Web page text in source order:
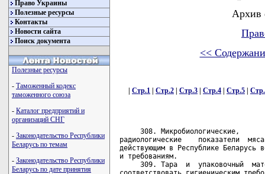
Право Украины
Полезные ресурсы
Контакты
Новости сайта
Поиск документа
Полезные ресурсы
- Таможенный кодекс
таможенного союза
- Каталог предприятий и
организаций СНГ
- Законодательство Республики
Беларусь по темам
- Законодательство Республики
Беларусь по дате принятия
Архив
<<
Стр.1 Стр.2 Стр.3 Стр.4 Стр.5
308. Микробиологические,       химико-токсикологические       и
радиологические    показатели  мяса  птицы  должны   соответствовать
действующим в Республике Беларусь ветеринарным и санитарным правилам
и требованиям.
     309. Тара  и  упаковочный  материал  должны быть одноразовыми и
соответствовать гигиеническим требованиям.
     310. Транспортные    средства    должны    обрабатываться     и
подготавливаться  в  соответствии  с  принятыми  в стране-экспортере
правилами.
     311. Выполнение условий, указанных в настоящих Правилах, должно
быть  полностью  подтверждено ветеринарным сертификатом, подписанным
государственным ветеринарным врачом страны-экспортера и составленным
на языке страны-экспортера, белорусском или русском языке.
     312. Отгрузка  мяса  птицы  в  Республику  Беларусь должна быть
произведена  только  после  получения импортером разрешения Главного
управления ветеринарии Минсельхозпрода.
     313. Инспекционный  контроль  предубойного  осмотра  животных и
ветеринарно-санитарной  экспертизы  тушек  и  внутренних  органов на
предприятиях    экспортера,    а    также    проведение   аттестации
мясоперерабатывающих    предприятий    на  возможность  поставки   в
Республику    Беларусь    экспортируемой   продукции  силами   своих
ветеринарных    специалистов    осуществляет    Главное   управление
ветеринарии Минсельхозпрода.

      Глава 29. Ветеринарно-санитарные требования при импорте
             в Республику Беларусь мяса и мясопродуктов

     314. К  ввозу  в  Республику Беларусь должны допускаться мясо и
мясопродукты,  полученные от убоя и переработки здоровых животных на
мясоперерабатывающих  предприятиях,  имеющих  разрешение центральной
государственной  ветеринарной  службы  страны-экспортера  о поставке
продукции на экспорт и находящихся под ее постоянным контролем.
     315. Животные,  мясо  от  которых  предназначено для экспорта в
Республику  Беларусь, подлежат предубойному ветеринарному осмотру, а
туши    и  органы  от  них  -  послеубойной   ветеринарно-санитарной
экспертизе,    проводимой    государственной  ветеринарной   службой
страны-экспортера.    Мясо   должно  быть  признано  пригодным   для
употребления в пищу человеку.
     316. Туши  (полутуши,  четвертины)  должны  иметь четкое клеймо
государственного  ветеринарного  надзора с обозначением названия или
номера  мясокомбината  (мясохладобойни),  на  котором был произведен
убой    животных.    Разделанное    мясо  должно  иметь   маркировку
(ветеринарное  клеймо)  на  упаковке  или  полиблоке.  Маркированная
этикетка  должна  быть  наклеена  на  упаковке  таким образом, чтобы
вскрытие   упаковки  было  невозможным  без  нарушения   целостности
маркировочной этикетки.
     317. Мясо  и  мясопродукты  должны происходить от убоя здоровых
животных, заготовленных в хозяйствах и административных территориях,
официально свободных от болезней животных, в том числе:
     317.1. для всех видов животных:
     африканской  чумы  свиней  -  в  течение  последних  3  лет  на
территории страны;
     ящура - в течение последних 12 месяцев на территории страны;
     317.2. крупный рогатый скот:
     губкообразной  энцефалопатии  крупного  рогатого скота и скрепи
овец    -  на  территории  страны  в  соответствии  с   требованиями
Международного ветеринарного кодекса МЭБ;
     чумы  крупного  рогатого  скота,  контагиозной плевропневмонии,
везикулярного  стоматита,  чумы мелких жвачных - в течение последних
12 месяцев на территории страны;
     туберкулеза,  бруцеллеза,  лейкоза  -  в  течение  последних  6
месяцев на территории хозяйства;
     сибирской    язвы,  эмфизематозного  карбункула  -  в   течение
последних 20 дней на территории хозяйства;
     317.3. овцы и козы:
     губкообразной  энцефалопатии  крупного  рогатого скота и скрепи
овец    -  на  территории  страны  в  соответствии  с   требованиями
Международного ветеринарного кодекса МЭБ;
     блутанга, чумы и контагиозной плевропневмонии крупного рогатого
скота,  чумы  мелких  жвачных  -  в  течение последних 12 месяцев на
территории страны;
     аденоматоза,    меди-висны,  артрита-энцефалита  -  в   течение
последних 3 лет на территории хозяйства;
     оспы  овец и коз - в течение последних 12 месяцев на территории
хозяйства;
     туберкулеза,  бруцеллеза  -  в  течение  последних 6 месяцев на
территории хозяйства;
     сибирской  язвы  -  в  течение  последних 20 дней на территории
хозяйства;
     317.4. свиньи:
     везикулярной болезни свиней - в течение последних 12 месяцев на
территории страны;
     классической  чумы  свиней,  болезни  Ауески,   энтеровирусного
энцефаломиелита  свиней  (болезни  Тешена)  - в течение последних 12
месяцев  на  административной  территории  (штат,  провинция, земля,
округ и пр.);
     трихинеллеза  -  в  течение  последних  3  лет  на   территории
хозяйства;
     репродуктивно-респираторного   синдрома  свиней  -  в   течение
последних 12 месяцев на территории хозяйства;
     сибирской  язвы  и рожи свиней - в течение последних 20